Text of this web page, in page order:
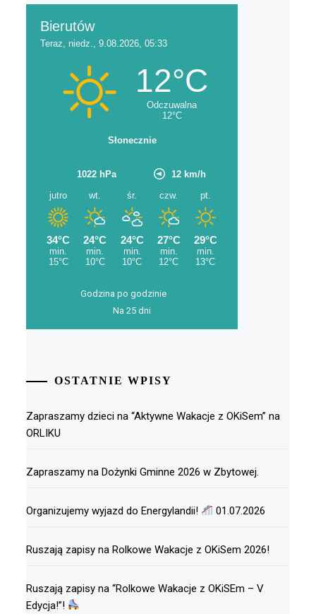
Godzina po godzinie
Na 25 dni
OSTATNIE WPISY
Zapraszamy dzieci na “Aktywne Wakacje z OKiSem” na
ORLIKU
Zapraszamy na Dożynki Gminne 2026 w Zbytowej.
Organizujemy wyjazd do Energylandii! 01.07.2026
Ruszają zapisy na Rolkowe Wakacje z OKiSem 2026!
Ruszają zapisy na “Rolkowe Wakacje z OKiSEm – V
Edycja!”!